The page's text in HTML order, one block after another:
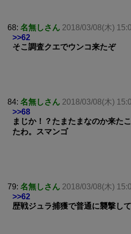
68: 名無しさん 2018/03/08(木)
>>62
そこ調査クエでウンコ来たぞ
84: 名無しさん 2018/03/08(木)
>>68
まじか！？たまたまなのか来た
たわ。スマンゴ
79: 名無しさん 2018/03/08(木)
>>62
歴戦ジュラ捕獲で普通に襲撃し